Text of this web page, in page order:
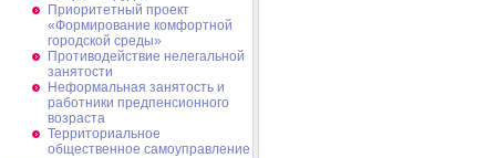
Приоритетный проект
«Формирование комфортной
городской среды»
Противодействие нелегальной
занятости
Неформальная занятость и
работники предпенсионного
возраста
Территориальное
общественное самоуправление